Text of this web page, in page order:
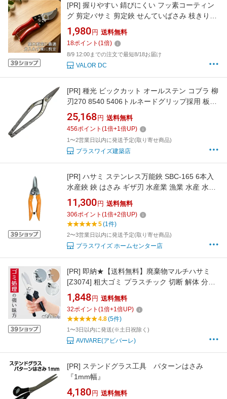
[PR] 握りやすい 錆びにくい フッ素コーティン
グ 剪定バサミ 剪定鋏 せんていばさみ 枝きりば
さみ 剪定はさみ 枝切りバサミ 剪定用具 太い枝
ガーデニング 園芸 庭木 高級 プロ
1,980 円 送料無料
18ポイント (1倍)
8/9 12:00までの注文で最短8/18お届け
VALOR DC
[PR] 種光 ビックカット オールステン コブラ 柳
刃270 8540 5406トルネードグリップ採用 板金
工具 はさみ 鋏 タネミツ カSD
25,168 円 送料無料
456ポイント (1倍+1倍UP)
1〜2営業日以内に発送予定(取り寄せ商品)
プラスワイズ建築店
[PR] ハサミ ステンレス万能鋏 SBC-165 6本入
水産鋏 鋏 はさみ ギザ刃 水産業 漁業 水産 水産
用 ステンレス サビない あんたが職人 三冨DZ
11,300 円 送料無料
306ポイント (1倍+2倍UP)
5(1件)
2〜3営業日以内に発送予定(取り寄せ商品)
プラスワイズ ホームセンター店
[PR] 即納★【送料無料】廃棄物マルチハサミ
[Z3074] 粗大ゴミ プラスチック 切断 解体 分解
カーペット ジョイントマット 切れる 鋏 DIY 多
目的 便利 枝切りバサミ 大掃除 トタン 段ボール
ステンレス 錆びにくい ペットボトル ダンボー
ル 木の枝 絨毯 握りやすい はさみ
1,848 円 送料無料
32ポイント (1倍+1倍UP)
4.8(5件)
1〜3日以内に発送(※土日祝除く)
AVIVARE(アビバーレ)
[PR] ステンドグラス工具 パターンはさみ
『1mm幅』
4,180 円 送料無料